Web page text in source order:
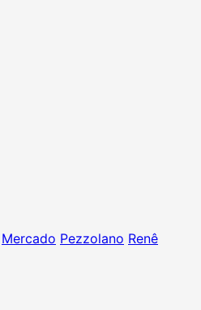
Mercado Pezzolano Renê